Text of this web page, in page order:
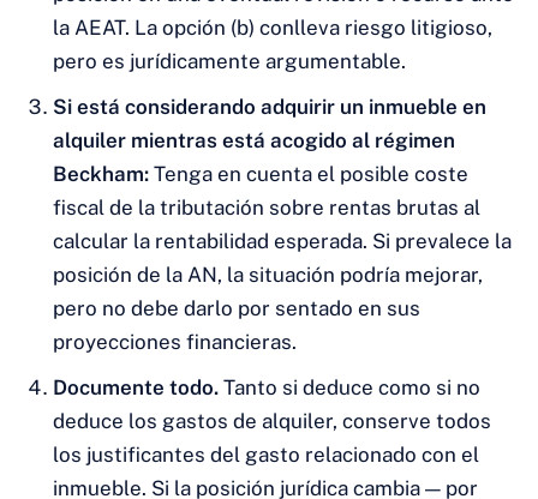
la AEAT. La opción (b) conlleva riesgo litigioso,
pero es jurídicamente argumentable.
Si está considerando adquirir un inmueble en
alquiler mientras está acogido al régimen
Beckham: Tenga en cuenta el posible coste
fiscal de la tributación sobre rentas brutas al
calcular la rentabilidad esperada. Si prevalece la
posición de la AN, la situación podría mejorar,
pero no debe darlo por sentado en sus
proyecciones financieras.
Documente todo. Tanto si deduce como si no
deduce los gastos de alquiler, conserve todos
los justificantes del gasto relacionado con el
inmueble. Si la posición jurídica cambia — por